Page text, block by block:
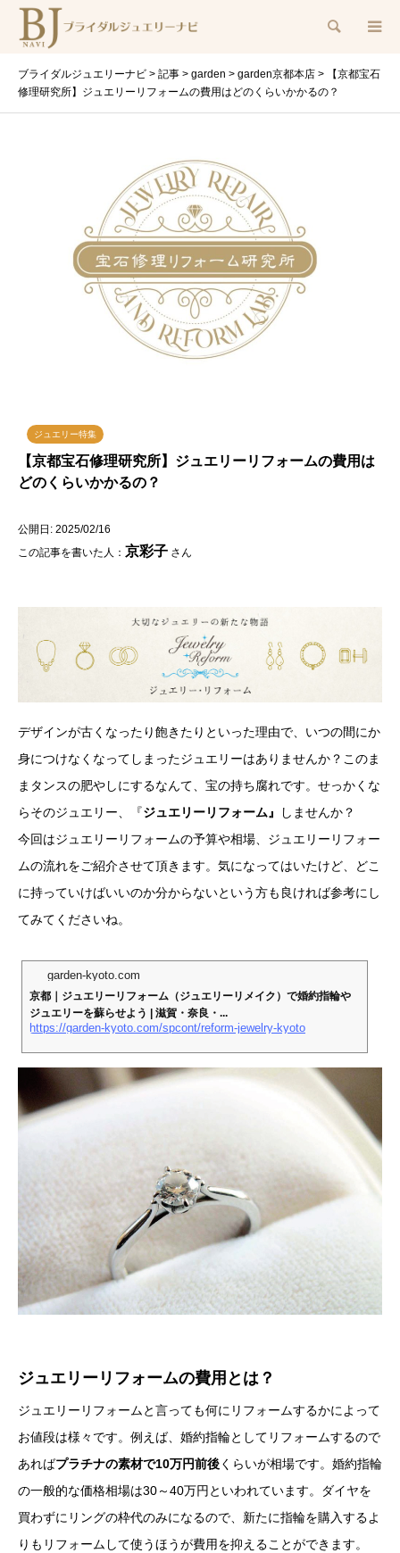
検索
ブライダルジュエリーナビ > 記事 > garden > garden京都本店 >
【京都宝石
修理研究所】ジュエリーリフォームの費用はどのくらいかかるの？
ジュエリー特集
【京都宝石修理研究所】ジュエリーリフォームの費用は
どのくらいかかるの？
公開日: 2025/02/16
この記事を書いた人： 京彩子 さん
デザインが古くなったり飽きたりといった理由で、いつの間にか
身につけなくなってしまったジュエリーはありませんか？このま
まタンスの肥やしにするなんて、宝の持ち腐れです。せっかくな
らそのジュエリー、『ジュエリーリフォーム』
しませんか？
今回はジュエリーリフォームの予算や相場、ジュエリーリフォー
ムの流れをご紹介させて頂きます。気になってはいたけど、どこ
に持っていけばいいのか分からないという方も良ければ参考にし
てみてくださいね。
garden-kyoto.com
京都｜ジュエリーリフォーム（ジュエリーリメイク）で婚約指輪や
ジュエリーを蘇らせよう | 滋賀・奈良・...
https://garden-kyoto.com/spcont/reform-jewelry-kyoto
ジュエリーリフォームの費用とは？
ジュエリーリフォームと言っても何にリフォームするかによって
お値段は様々です。例えば、婚約指輪としてリフォームするので
あればプラチナの素材で10万円前後くらいが相場です。婚約指輪
の一般的な価格相場は30～40万円といわれています。ダイヤを
買わずにリングの枠代のみになるので、新たに指輪を購入するよ
りもリフォームして使うほうが費用を抑えることができます。